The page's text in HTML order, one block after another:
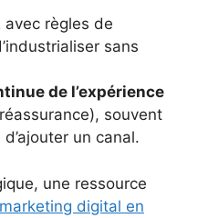
avec règles de
sans
de l’expérience
souvent
un canal.
une ressource
digital en